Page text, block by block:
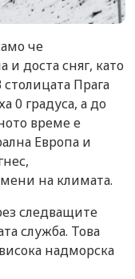
че
доста сняг, като
Прага
0 градуса, а до
време е
Европа и
на климата.
следващите
служба. Това
надморска